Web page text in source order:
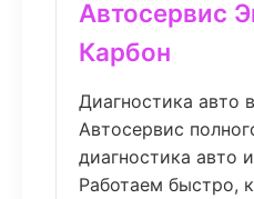
Автосервис
Карбон
Диагностика авто
Автосервис
диагностика авто
Работаем быстро,